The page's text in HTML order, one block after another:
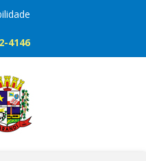
4146